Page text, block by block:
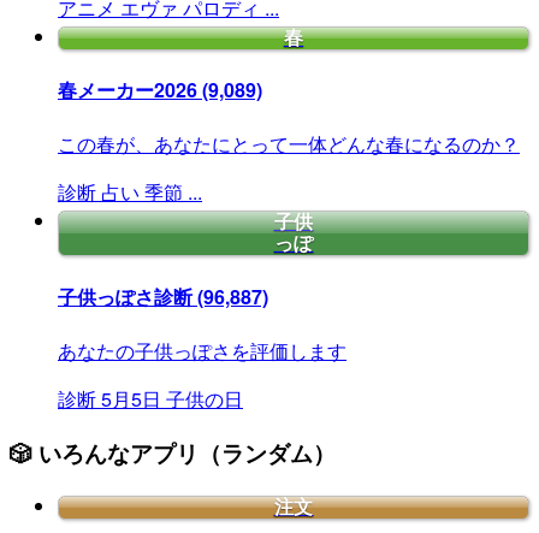
アニメ エヴァ パロディ ...
春
春メーカー2026(9,089)
この春が、あなたにとって一体どんな春になるのか？
診断 占い 季節 ...
子供
っぽ
子供っぽさ診断(96,887)
あなたの子供っぽさを評価します
診断5月5日 子供の日
🎲 いろんなアプリ（ランダム）
注文